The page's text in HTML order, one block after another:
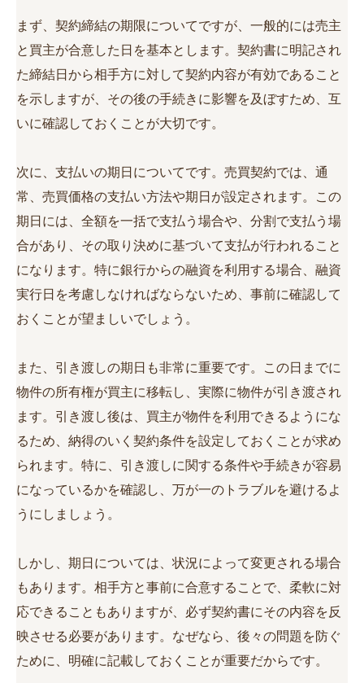
まず、契約締結の期限についてですが、一般的には売主
と買主が合意した日を基本とします。契約書に明記され
た締結日から相手方に対して契約内容が有効であること
を示しますが、その後の手続きに影響を及ぼすため、互
いに確認しておくことが大切です。
次に、支払いの期日についてです。売買契約では、通
常、売買価格の支払い方法や期日が設定されます。この
期日には、全額を一括で支払う場合や、分割で支払う場
合があり、その取り決めに基づいて支払が行われること
になります。特に銀行からの融資を利用する場合、融資
実行日を考慮しなければならないため、事前に確認して
おくことが望ましいでしょう。
また、引き渡しの期日も非常に重要です。この日までに
物件の所有権が買主に移転し、実際に物件が引き渡され
ます。引き渡し後は、買主が物件を利用できるようにな
るため、納得のいく契約条件を設定しておくことが求め
られます。特に、引き渡しに関する条件や手続きが容易
になっているかを確認し、万が一のトラブルを避けるよ
うにしましょう。
しかし、期日については、状況によって変更される場合
もあります。相手方と事前に合意することで、柔軟に対
応できることもありますが、必ず契約書にその内容を反
映させる必要があります。なぜなら、後々の問題を防ぐ
ために、明確に記載しておくことが重要だからです。